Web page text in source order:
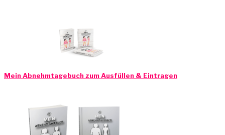
Mein Abnehmtagebuch zum Ausfüllen & Eintragen